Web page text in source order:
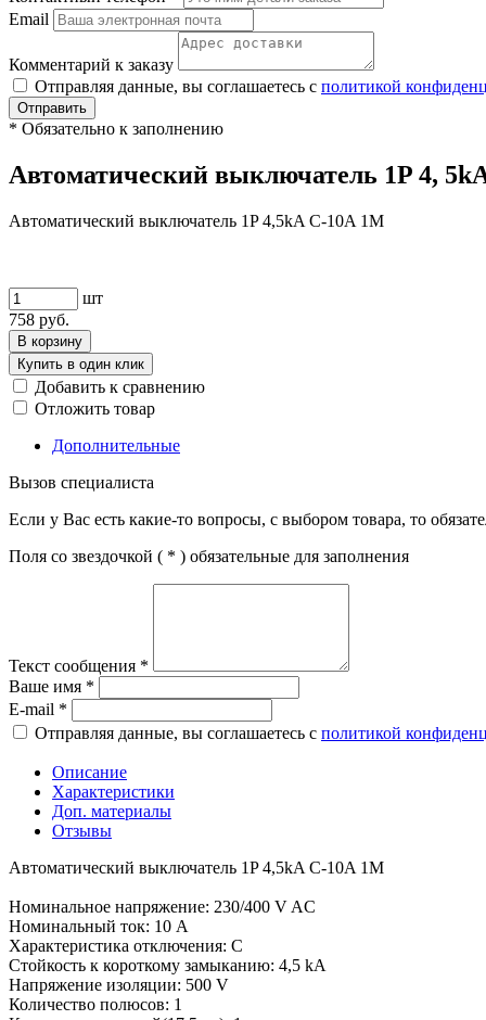
Email
Комментарий к заказу
Отправляя данные, вы соглашаетесь с политикой
Отправить
* Обязательно к заполнению
Автоматический выключатель 1P 4,
Автоматический выключатель 1P 4,5kA C-10A 1M
шт
758 руб.
В корзину
Купить в один клик
Добавить к сравнению
Отложить товар
Дополнительные
Вызов специалиста
Если у Вас есть какие-то вопросы, с выбором товара, то
Поля со звездочкой ( * ) обязательные для заполнения
Текст сообщения *
Ваше имя *
E-mail *
Отправляя данные, вы соглашаетесь с политикой
Описание
Характеристики
Доп. материалы
Отзывы
Автоматический выключатель 1P 4,5kA C-10A 1M
Номинальное напряжение: 230/400 V AC
Номинальный ток: 10 A
Характеристика отключения: C
Стойкость к короткому замыканию: 4,5 kA
Напряжение изоляции: 500 V
Количество полюсов: 1